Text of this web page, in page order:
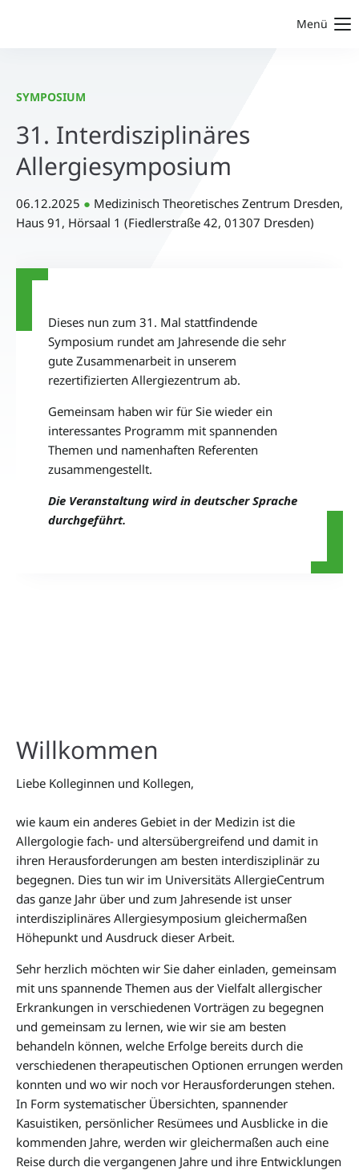
Menü
SYMPOSIUM
31. Interdisziplinäres
Allergiesymposium
06.12.2025 ● Medizinisch Theoretisches Zentrum Dresden,
Haus 91, Hörsaal 1 (Fiedlerstraße 42, 01307 Dresden)
©
Dieses nun zum 31. Mal stattfindende
Symposium rundet am Jahresende die sehr
gute Zusammenarbeit in unserem
rezertifizierten Allergiezentrum ab.
Gemeinsam haben wir für Sie wieder ein
interessantes Programm mit spannenden
Themen und namenhaften Referenten
zusammengestellt.
Die Veranstaltung wird in deutscher Sprache
durchgeführt.
Willkommen
Liebe Kolleginnen und Kollegen,
wie kaum ein anderes Gebiet in der Medizin ist die
Allergologie fach- und altersübergreifend und damit in
ihren Herausforderungen am besten interdisziplinär zu
begegnen. Dies tun wir im Universitäts AllergieCentrum
das ganze Jahr über und zum Jahresende ist unser
interdisziplinäres Allergiesymposium gleichermaßen
Höhepunkt und Ausdruck dieser Arbeit.
Sehr herzlich möchten wir Sie daher einladen, gemeinsam
mit uns spannende Themen aus der Vielfalt allergischer
Erkrankungen in verschiedenen Vorträgen zu begegnen
und gemeinsam zu lernen, wie wir sie am besten
behandeln können, welche Erfolge bereits durch die
verschiedenen therapeutischen Optionen errungen werden
konnten und wo wir noch vor Herausforderungen stehen.
In Form systematischer Übersichten, spannender
Kasuistiken, persönlicher Resümees und Ausblicke in die
kommenden Jahre, werden wir gleichermaßen auch eine
Reise durch die vergangenen Jahre und ihre Entwicklungen